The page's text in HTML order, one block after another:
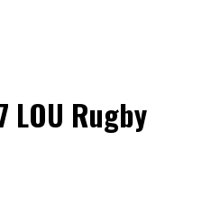
LOU Rugby